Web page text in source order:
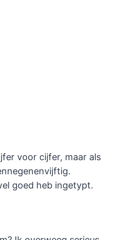
voor cijfer, maar als
goed heb ingetypt.